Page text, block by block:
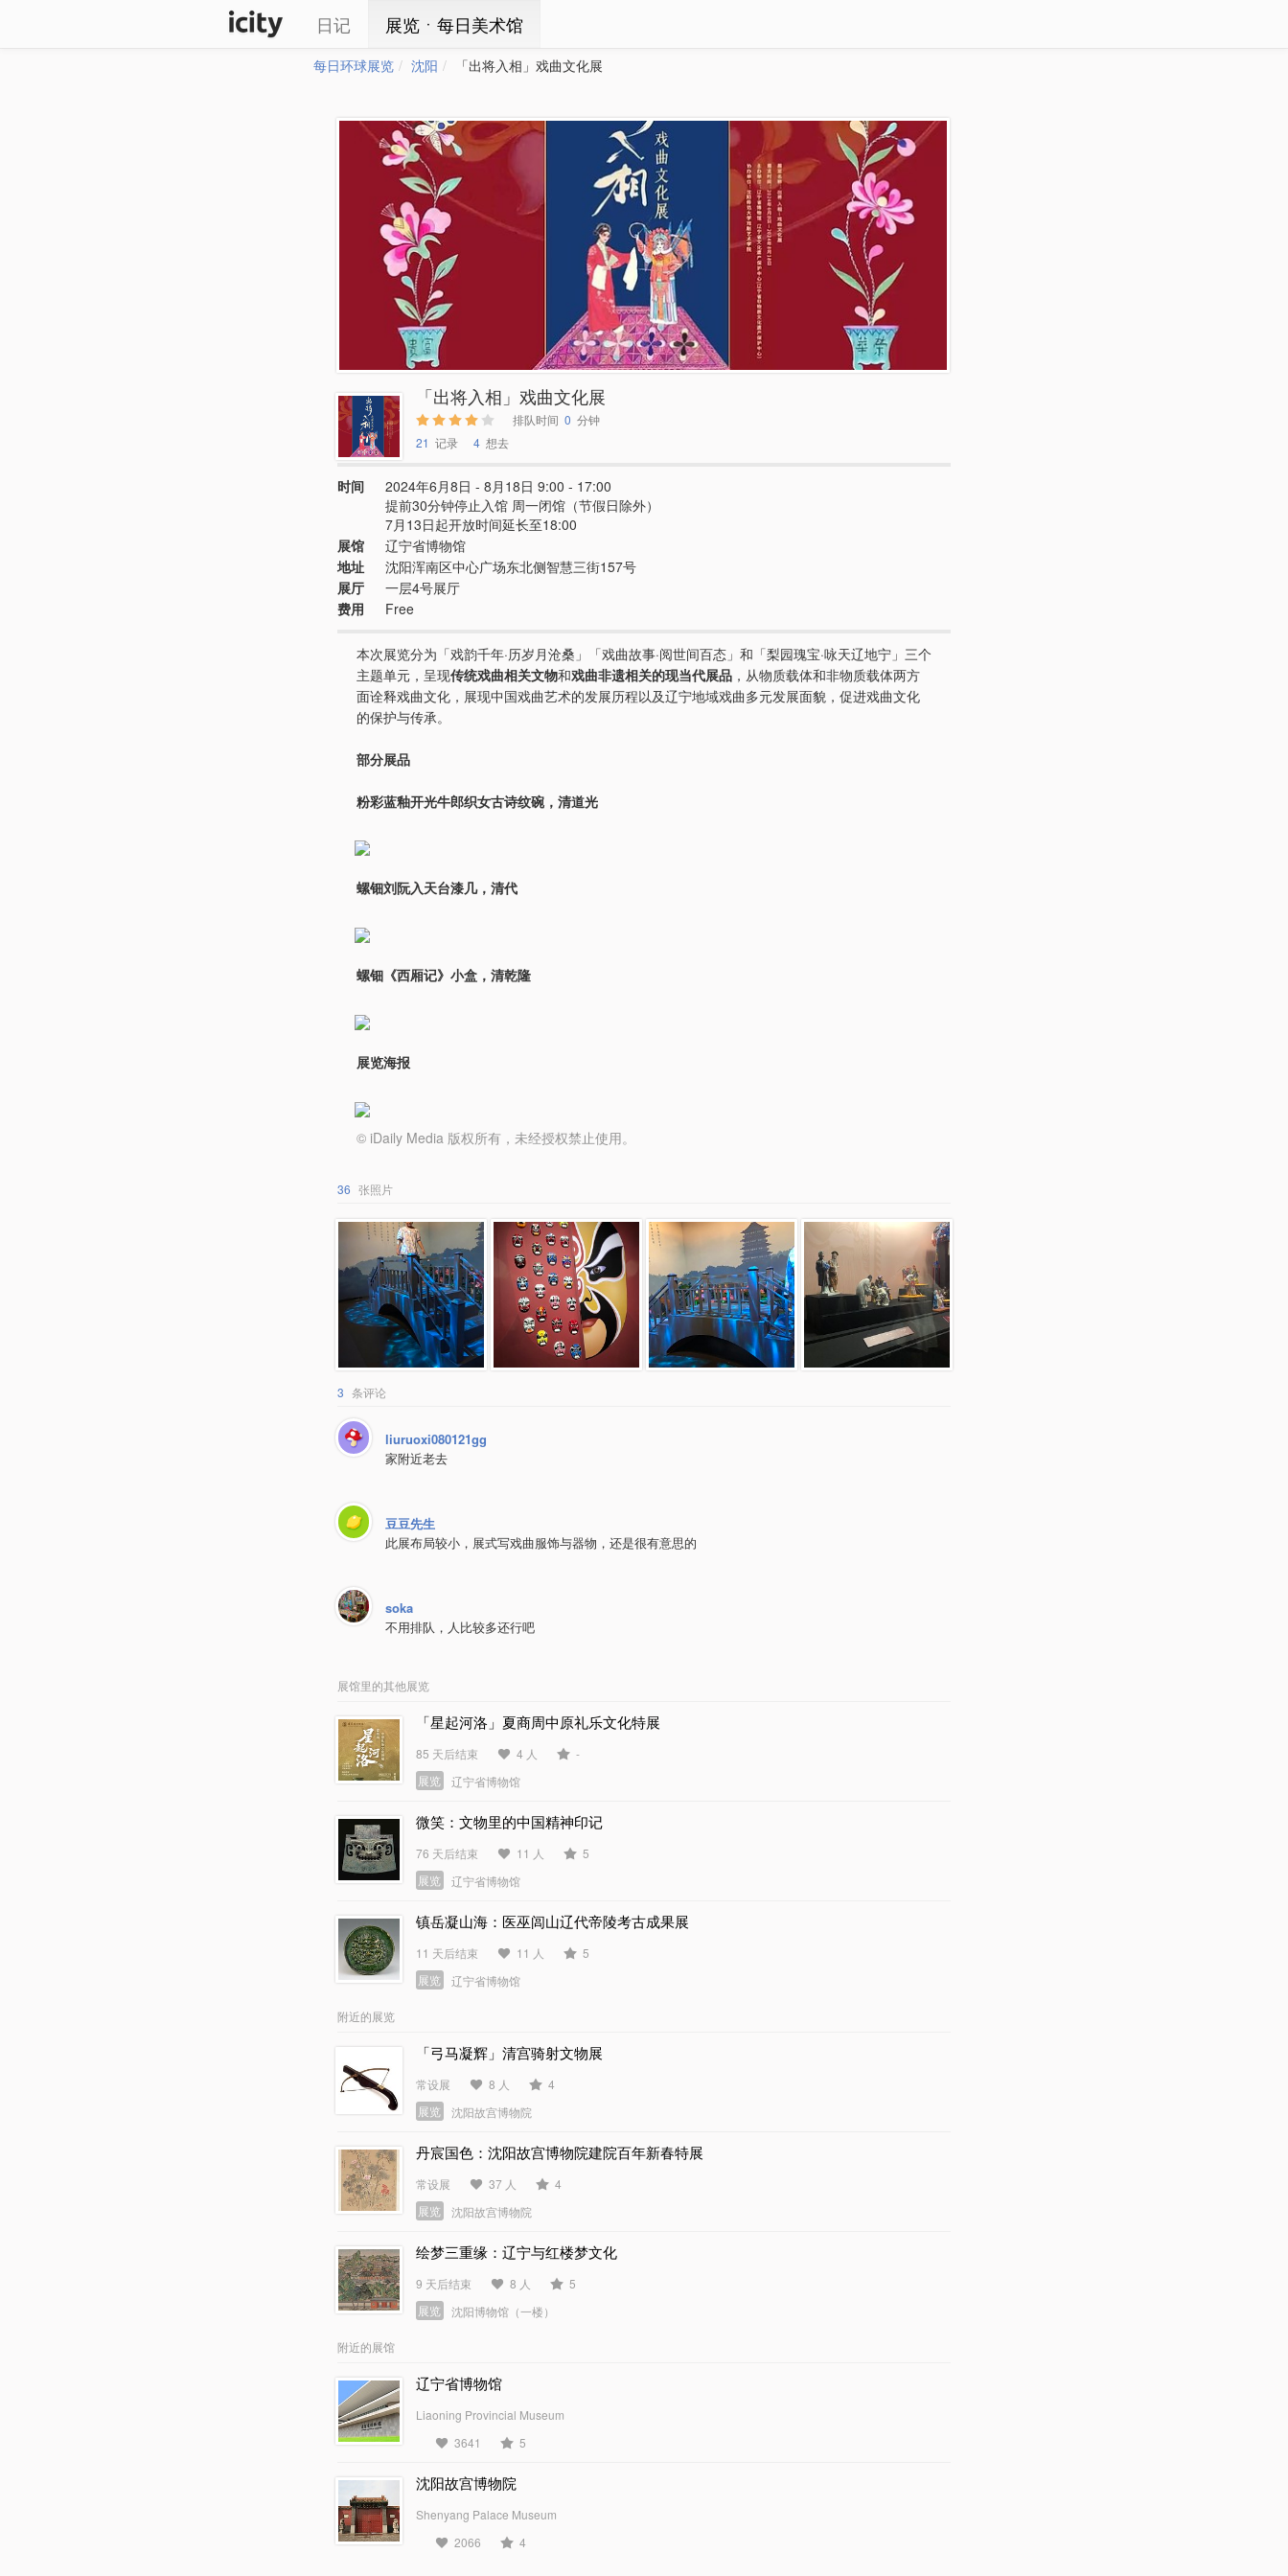
日记 展览ㆍ每日美术馆
每日环球展览 沈阳 「出将入相」戏曲文化展
「出将入相」戏曲文化展
排队时间 0 分钟
21 记录 4 想去
时间
2024年6月8日 - 8月18日 9:00 - 17:00
提前30分钟停止入馆 周一闭馆（节假日除外）
7月13日起开放时间延长至18:00
展馆
辽宁省博物馆
地址
沈阳浑南区中心广场东北侧智慧三街157号
展厅
一层4号展厅
费用
Free
本次展览分为「戏韵千年·历岁月沧桑」「戏曲故事·阅世间百态」和「梨园瑰宝·咏天辽地宁」三个
主题单元，呈现传统戏曲相关文物和戏曲非遗相关的现当代展品 ，从物质载体和非物质载体两方
面诠释戏曲文化，展现中国戏曲艺术的发展历程以及辽宁地域戏曲多元发展面貌，促进戏曲文化
的保护与传承。
部分展品
粉彩蓝釉开光牛郎织女古诗纹碗，清道光
螺钿刘阮入天台漆几，清代
螺钿《西厢记》小盒，清乾隆
展览海报
© iDaily Media 版权所有，未经授权禁止使用。
36 张照片
3 条评论
liuruoxi080121gg
家附近老去
豆豆先生
此展布局较小，展式写戏曲服饰与器物，还是很有意思的
soka
不用排队，人比较多还行吧
展馆里的其他展览
「星起河洛」夏商周中原礼乐文化特展
85 天后结束 4 人
-
展览
辽宁省博物馆
微笑：文物里的中国精神印记
76 天后结束 11 人
5
展览
辽宁省博物馆
镇岳凝山海：医巫闾山辽代帝陵考古成果展
11 天后结束 11 人
5
展览
辽宁省博物馆
附近的展览
「弓马凝辉」清宫骑射文物展
常设展 8 人
4
展览
沈阳故宫博物院
丹宸国色：沈阳故宫博物院建院百年新春特展
常设展 37 人
4
展览
沈阳故宫博物院
绘梦三重缘：辽宁与红楼梦文化
9 天后结束 8 人
5
展览
沈阳博物馆（一楼）
附近的展馆
辽宁省博物馆
Liaoning Provincial Museum
3641
5
沈阳故宫博物院
Shenyang Palace Museum
2066
4